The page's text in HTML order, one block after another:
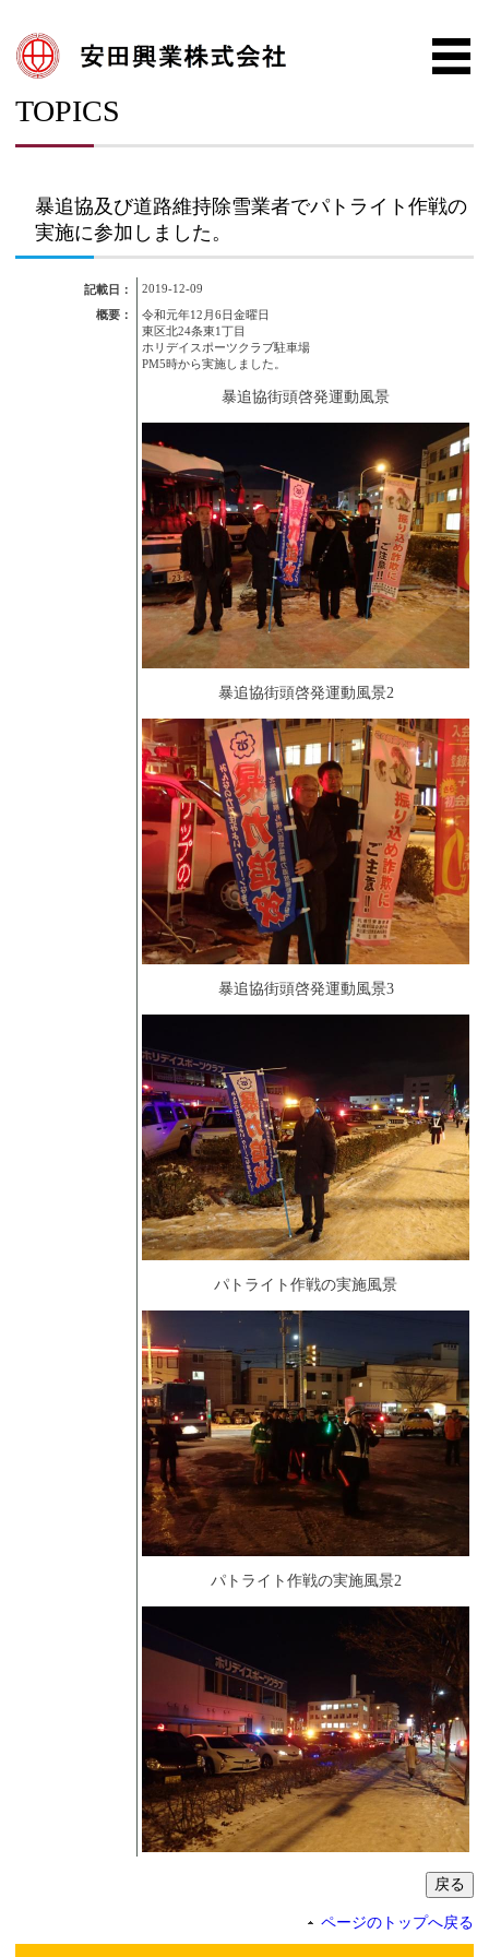
TOPICS
暴追協及び道路維持除雪業者でパトライト作戦の
実施に参加しました。
記載日：
2019-12-09
概要：
令和元年12月6日金曜日
東区北24条東1丁目
ホリデイスポーツクラブ駐車場
PM5時から実施しました。
暴追協街頭啓発運動風景
暴追協街頭啓発運動風景2
暴追協街頭啓発運動風景3
パトライト作戦の実施風景
パトライト作戦の実施風景2
ページのトップへ戻る